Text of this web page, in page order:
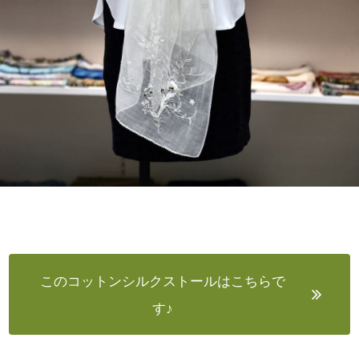
このコットンシルクストールはこちらで
す♪